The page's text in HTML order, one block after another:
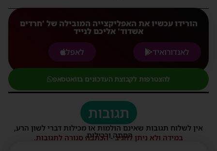
הורידו עכשיו את האפליקצייה המובילה של 'חרדים
אשדוד' אליכם לנייד
לאנדורואיד
לאפל
להצטרפות לקבוצת העדכונים בוואטסאפ
תגובות
אין לשלוח תגובות שאינם הולמות או מכילות דברי לשון הרע,
הסתה ורכילות.
במידה ולא ניתן להגיב - הכתבה סגורה לתגובות.